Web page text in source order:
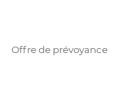
Offre de prévoyance